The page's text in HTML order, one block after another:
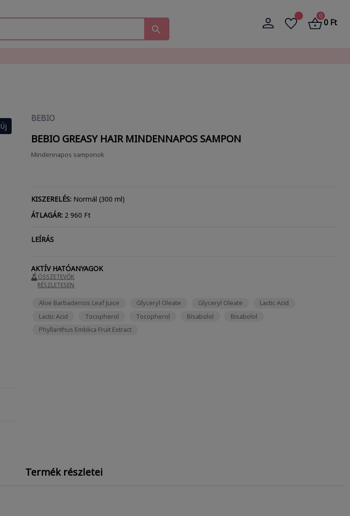
search
0
0 Ft
Új
BEBIO
BEBIO GREASY HAIR MINDENNAPOS SAMPON
Mindennapos samponok
KISZERELÉS: Normál (300 ml)
ÁTLAGÁR: 2 960 Ft
LEÍRÁS
AKTÍV HATÓANYAGOK
ÖSSZETEVŐK
RÉSZLETESEN
Aloe Barbadensis Leaf Juice Glyceryl Oleate Glyceryl Oleate
Lactic Acid
Lactic Acid
Tocopherol Tocopherol Bisabolol
Bisabolol
Phyllanthus Emblica Fruit Extract
Termék részletei